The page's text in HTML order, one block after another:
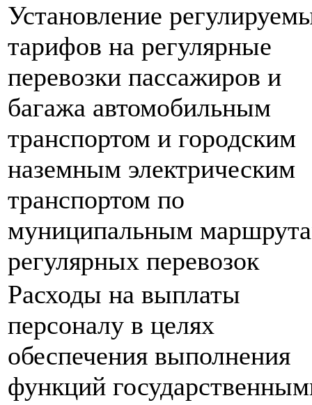
Установление
тарифов на регулярные
перевозки пассажиров и
багажа автомобильным
транспортом и городским
наземным электрическим
транспортом по
муниципальным
регулярных перевозок
Расходы на выплаты
персоналу в целях
обеспечения выполнения
функций